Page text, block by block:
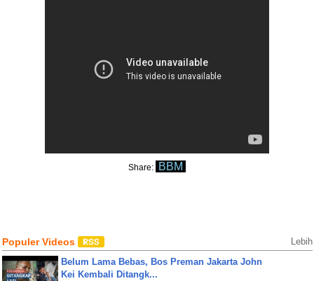
Share: BBM
Populer Videos Lebih
Belum Lama Bebas, Bos Preman Jakarta John
Kei Kembali Ditangk...